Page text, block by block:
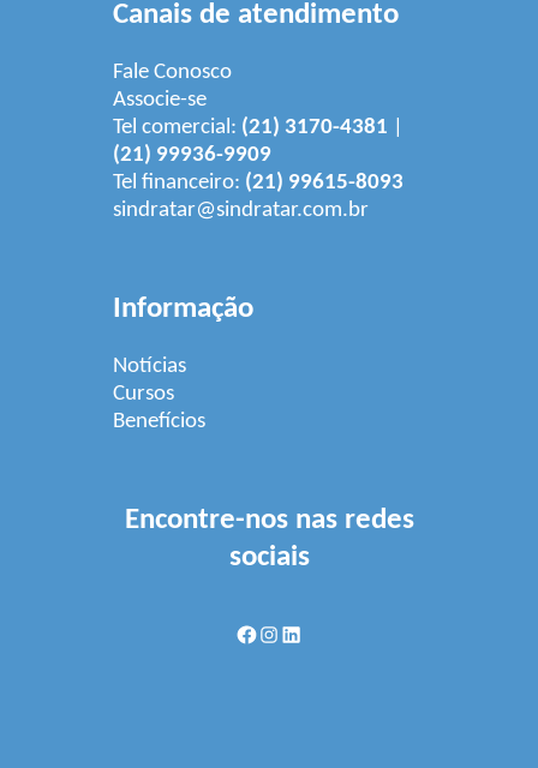
Canais de atendimento
Fale Conosco
Associe-se
Tel comercial: (21) 3170-4381
(21) 99936-9909
Tel financeiro: (21) 99615-8093
sindratar@sindratar.com.br
Informação
Notícias
Cursos
Benefícios
Encontre-nos nas redes
sociais
Facebook
Instagram
LinkedIn